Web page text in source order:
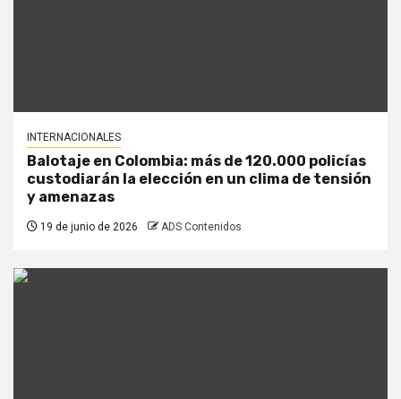
INTERNACIONALES
Balotaje en Colombia: más de 120.000 policías
custodiarán la elección en un clima de tensión
y amenazas
19 de junio de 2026 ADS Contenidos